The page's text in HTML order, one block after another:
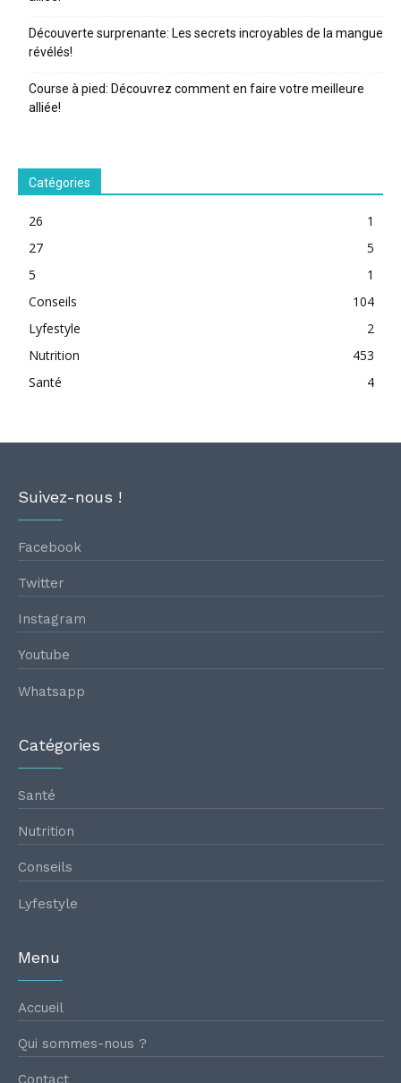
Découverte surprenante: Les secrets incroyables de la mangue
révélés!
Course à pied: Découvrez comment en faire votre meilleure
alliée!
Catégories
26
1
27
5
5
1
Conseils
104
Lyfestyle
2
Nutrition
453
Santé
4
Suivez-nous !
Facebook
Twitter
Instagram
Youtube
Whatsapp
Catégories
Santé
Nutrition
Conseils
Lyfestyle
Menu
Accueil
Qui sommes-nous ?